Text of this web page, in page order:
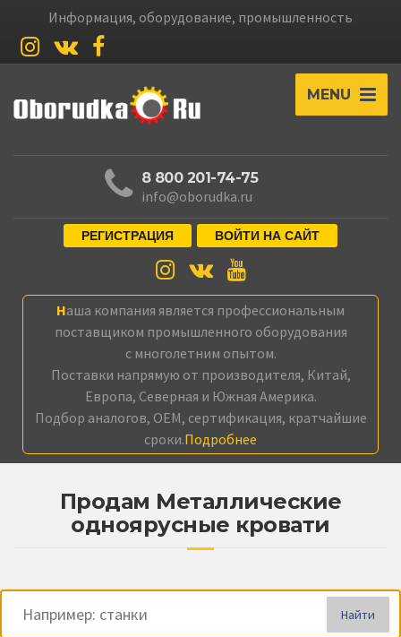
Информация, оборудование, промышленность
MENU
8 800 201-74-75
info@oborudka.ru
РЕГИСТРАЦИЯ ВОЙТИ НА САЙТ
Наша компания является профессиональным
поставщиком промышленного оборудования
с многолетним опытом.
Поставки напрямую от производителя, Китай,
Европа, Северная и Южная Америка.
Подбор аналогов, OEM, сертификация, кратчайшие
сроки.Подробнее
Продам Металлические
одноярусные кровати
Найти